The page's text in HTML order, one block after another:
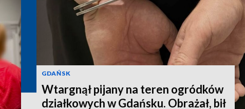
GDAŃSK
Wtargnął pijany na teren ogródków
działkowych w Gdańsku. Obrażał, bił